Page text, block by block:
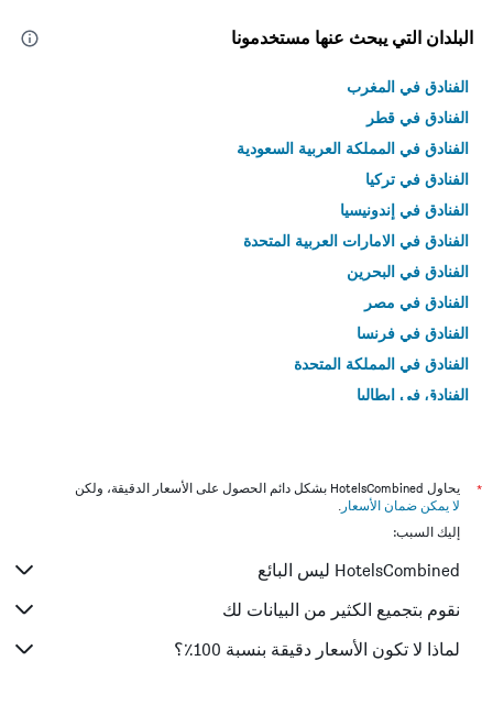
البلدان التي يبحث عنها مستخدمونا
الفنادق في المغرب
الفنادق في قطر
الفنادق في المملكة العربية السعودية
الفنادق في تركيا
الفنادق في إندونيسيا
الفنادق في الامارات العربية المتحدة
الفنادق في البحرين
الفنادق في مصر
الفنادق في فرنسا
الفنادق في المملكة المتحدة
الفنادق في إيطاليا
*
يحاول HotelsCombined بشكل دائم الحصول على الأسعار الدقيقة، ولكن
لا يمكن ضمان الأسعار .
إليك السبب:
HotelsCombined ليس البائع
نقوم بتجميع الكثير من البيانات لك
لماذا لا تكون الأسعار دقيقة بنسبة 100٪؟